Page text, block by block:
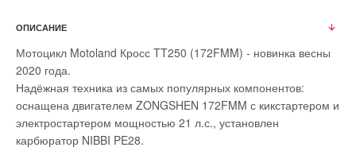
ОПИСАНИЕ
Мотоцикл Motoland Кросс TT250 (172FMM) - новинка весны
2020 года.
Надёжная техника из самых популярных компонентов:
оснащена двигателем ZONGSHEN 172FMM с кикстартером и
электростартером мощностью 21 л.с., установлен
карбюратор NIBBI PE28.